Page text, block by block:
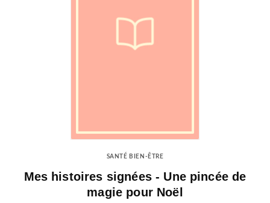
SANTÉ BIEN-ÊTRE
Mes histoires signées - Une pincée de
magie pour Noël